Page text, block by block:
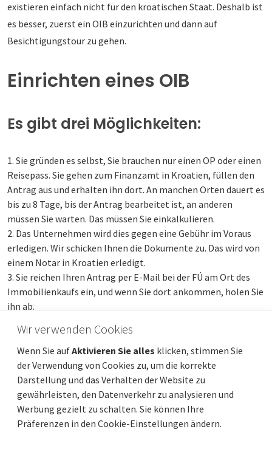
existieren einfach nicht für den kroatischen Staat. Deshalb ist
es besser, zuerst ein OIB einzurichten und dann auf
Besichtigungstour zu gehen.
Einrichten eines OIB
Es gibt drei Möglichkeiten:
Sie gründen es selbst, Sie brauchen nur einen OP oder einen
Reisepass. Sie gehen zum Finanzamt in Kroatien, füllen den
Antrag aus und erhalten ihn dort. An manchen Orten dauert es
bis zu 8 Tage, bis der Antrag bearbeitet ist, an anderen
müssen Sie warten. Das müssen Sie einkalkulieren.
Das Unternehmen wird dies gegen eine Gebühr im Voraus
erledigen. Wir schicken Ihnen die Dokumente zu. Das wird von
einem Notar in Kroatien erledigt.
Sie reichen Ihren Antrag per E-Mail bei der FÚ am Ort des
Immobilienkaufs ein, und wenn Sie dort ankommen, holen Sie
ihn ab.
anderswo kaufen, gilt das OIB trotzdem.
Wenn Sie jetzt nicht kaufen, passiert nichts, das
Dokument bleibt für einen weiteren Kauf gültig.
Wir verwenden Cookies
Wenn Sie aufAktivieren Sie alles klicken, stimmen Sie
der Verwendung von Cookies zu, um die korrekte
Darstellung und das Verhalten der Website zu
gewährleisten, den Datenverkehr zu analysieren und
Werbung gezielt zu schalten. Sie können Ihre
Präferenzen in den Cookie-Einstellungen ändern.